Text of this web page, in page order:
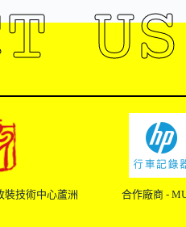
US
裝技術中心蘆洲
合作廠商 -